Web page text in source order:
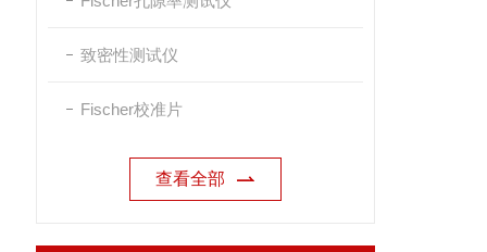
致密性测试仪
Fischer校准片
查看全部